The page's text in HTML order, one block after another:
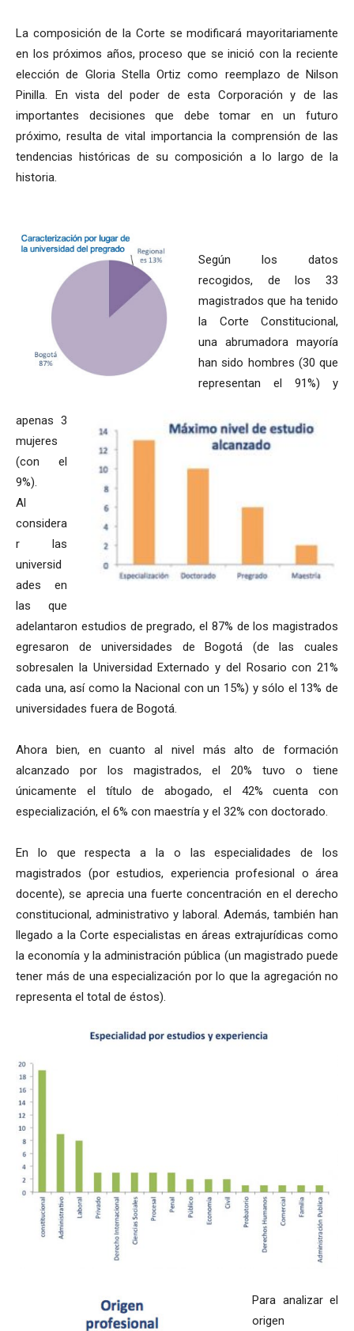
La composición de la Corte se modificará mayoritariamente
en los próximos años, proceso que se inició con la reciente
elección de Gloria Stella Ortiz como reemplazo de Nilson
Pinilla. En vista del poder de esta Corporación y de las
importantes decisiones que debe tomar en un futuro
próximo, resulta de vital importancia la comprensión de las
tendencias históricas de su composición a lo largo de la
historia.
Según los datos
recogidos, de los 33
magistrados que ha tenido
la Corte Constitucional,
una abrumadora mayoría
han sido hombres (30 que
representan el 91%) y
apenas 3
mujeres
(con el
9%).
Al
considera
r las
universid
ades en
las que
adelantaron estudios de pregrado, el 87% de los magistrados
egresaron de universidades de Bogotá (de las cuales
sobresalen la Universidad Externado y del Rosario con 21%
cada una, así como la Nacional con un 15%) y sólo el 13% de
universidades fuera de Bogotá.
Ahora bien, en cuanto al nivel más alto de formación
alcanzado por los magistrados, el 20% tuvo o tiene
únicamente el título de abogado, el 42% cuenta con
especialización, el 6% con maestría y el 32% con doctorado.
En lo que respecta a la o las especialidades de los
magistrados (por estudios, experiencia profesional o área
docente), se aprecia una fuerte concentración en el derecho
constitucional, administrativo y laboral. Además, también han
llegado a la Corte especialistas en áreas extrajurídicas como
la economía y la administración pública (un magistrado puede
tener más de una especialización por lo que la agregación no
representa el total de éstos).
Para analizar el
origen